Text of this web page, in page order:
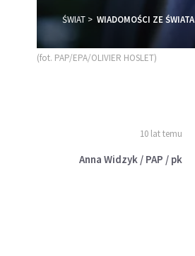
ŚWIAT WIADOMOŚCI ZE ŚWIATA
(fot. PAP/EPA/OLIVIER HOSLET)
10 lat temu
Anna Widzyk / PAP / pk